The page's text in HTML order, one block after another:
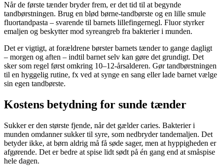
Når de første tænder bryder frem, er det tid til at begynde
tandbørstningen. Brug en blød børne-tandbørste og en lille smule
fluortandpasta – svarende til barnets lillefingernegl. Fluor styrker
emaljen og beskytter mod syreangreb fra bakterier i munden.
Det er vigtigt, at forældrene børster barnets tænder to gange dagligt
– morgen og aften – indtil barnet selv kan gøre det grundigt. Det
sker som regel først omkring 10–12-årsalderen. Gør tandbørstningen
til en hyggelig rutine, fx ved at synge en sang eller lade barnet vælge
sin egen tandbørste.
Kostens betydning for sunde tænder
Sukker er den største fjende, når det gælder caries. Bakterier i
munden omdanner sukker til syre, som nedbryder tandemaljen. Det
betyder ikke, at børn aldrig må få søde sager, men at hyppigheden er
afgørende. Det er bedre at spise lidt sødt på én gang end at småspise
hele dagen.